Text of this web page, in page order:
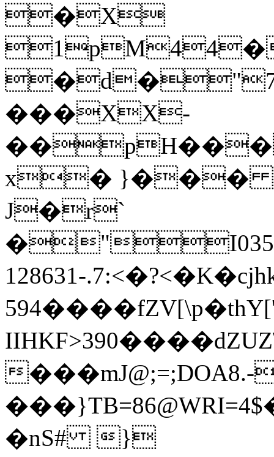
�X
���XX-
x�
J�r`
128631-
���mJ@;=;DOA8.-
�nS# }